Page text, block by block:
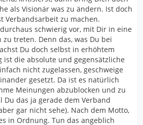
als Visionär was zu ändern. Ist doch
Verbandsarbeit zu machen.
schwierig vor, mit Dir in eine
treten. Denn das, was Du bei
Du doch selbst in erhöhtem
ist die absolute und gegensätzliche
nicht zugelassen, geschweige
gesetzt. Da ist es natürlich
Meinungen abzublocken und zu
das ja gerade dem Verband
gar nicht sehe). Nach dem Motto,
in Ordnung. Tun das angeblich